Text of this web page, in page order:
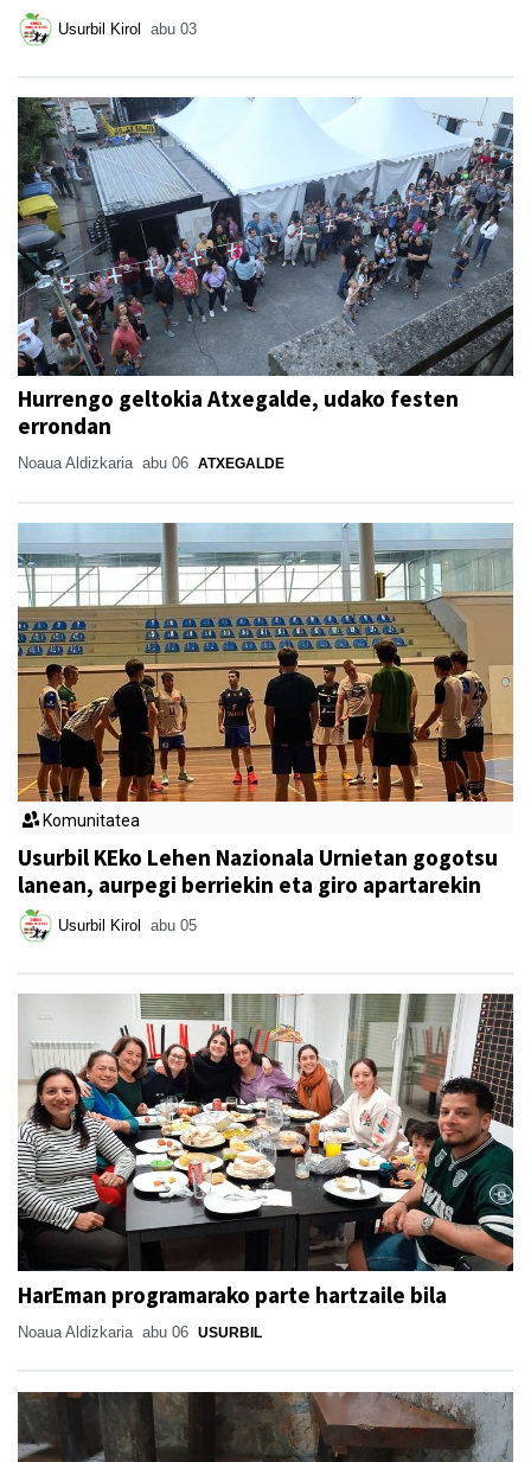
Usurbil Kirol abu 03
Hurrengo geltokia Atxegalde, udako festen
errondan
Noaua Aldizkaria abu 06 ATXEGALDE
Komunitatea
Usurbil KEko Lehen Nazionala Urnietan gogotsu
lanean, aurpegi berriekin eta giro apartarekin
Usurbil Kirol abu 05
HarEman programarako parte hartzaile bila
Noaua Aldizkaria abu 06 USURBIL